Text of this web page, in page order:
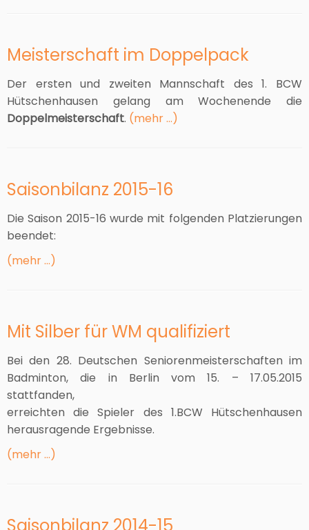
Meisterschaft im Doppelpack
Der ersten und zweiten Mannschaft des 1. BCW
Hütschenhausen gelang am Wochenende die
Doppelmeisterschaft. (mehr …)
Saisonbilanz 2015-16
Die Saison 2015-16 wurde mit folgenden Platzierungen
beendet:
(mehr …)
Mit Silber für WM qualifiziert
Bei den 28. Deutschen Seniorenmeisterschaften im
Badminton, die in Berlin vom 15. – 17.05.2015
stattfanden,
erreichten die Spieler des 1.BCW Hütschenhausen
herausragende Ergebnisse.
(mehr …)
Saisonbilanz 2014-15